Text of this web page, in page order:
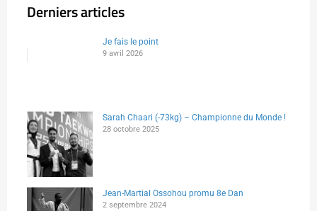
Derniers articles
Je fais le point
9 avril 2026
Sarah Chaari (-73kg) – Championne du Monde !
28 octobre 2025
Jean-Martial Ossohou promu 8e Dan
2 septembre 2024